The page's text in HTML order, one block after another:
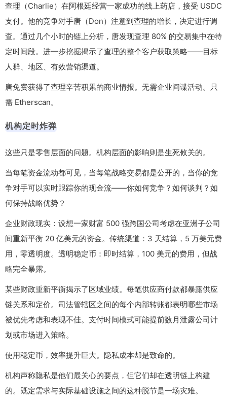
查理（Charlie）在阿根廷经营一家成功的线上药店，接受 USDC
支付。他的竞争对手唐（Don）注意到查理的增长，决定进行调
查。通过几个小时的链上分析，唐发现查理 80% 的交易集中在特
定时间段。进一步挖掘揭示了查理的整个客户获取策略——目标
人群、地区、有效营销渠道。
唐免费获得了查理辛苦积累的商业情报。无需企业间谍活动。只
需 Etherscan。
机构定时炸弹
这些只是零售层面的问题。机构层面的影响则是生死攸关的。
当每笔资金流动都可见，当每笔战略交易都是公开的，当你的竞
争对手可以实时跟踪你的现金流——你如何竞争？如何谈判？如
何保持战略优势？
企业财政现实：设想一家财富 500 强跨国公司考虑在亚洲子公司
间重新平衡 20 亿美元的资金。传统渠道：3 天结算，5 万美元费
用，零透明度。透明稳定币：即时结算，100 美元的费用，但战
略完全暴露。
某些财政重新平衡揭示了区域业绩。每笔供应商付款都暴露供应
链关系和定价。司法管辖区之间的每个内部转账都表明哪些市场
被优先考虑和表现不佳。支付时间模式可能提前数月泄露公司计
划或市场进入策略。
使用稳定币，效率提升巨大。隐私成本却是致命的。
机构声称隐私是他们最关心的要点，但它们却在透明链上构建
的。既定需求与实际基础设施之间的这种脱节是一场灾难。